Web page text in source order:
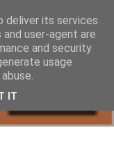
deliver its services
user-agent are
and security
usage
IT